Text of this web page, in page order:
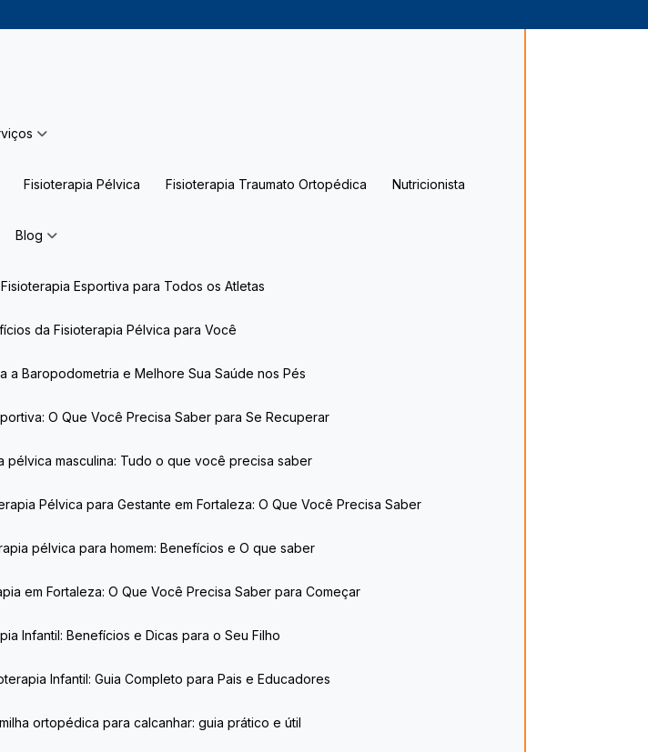
Fisioterapia Pélvica Fisioterapia Traumato Ortopédica Nutricionista
Blog
Fisioterapia Esportiva para Todos os Atletas
da Fisioterapia Pélvica para Você
a Baropodometria e Melhore Sua Saúde nos Pés
O Que Você Precisa Saber para Se Recuperar
pélvica masculina: Tudo o que você precisa saber
Pélvica para Gestante em Fortaleza: O Que Você Precisa Saber
pélvica para homem: Benefícios e O que saber
em Fortaleza: O Que Você Precisa Saber para Começar
Infantil: Benefícios e Dicas para o Seu Filho
Infantil: Guia Completo para Pais e Educadores
ortopédica para calcanhar: guia prático e útil